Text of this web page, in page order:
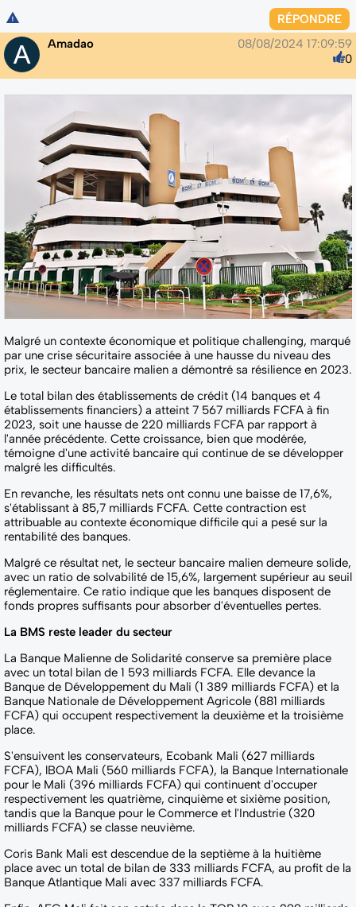
RÉPONDRE
Amadao
08/08/2024 17:09:59
0
Malgré un contexte économique et politique challenging, marqué
par une crise sécuritaire associée à une hausse du niveau des
prix, le secteur bancaire malien a démontré sa résilience en 2023.
Le total bilan des établissements de crédit (14 banques et 4
établissements financiers) a atteint 7 567 milliards FCFA à fin
2023, soit une hausse de 220 milliards FCFA par rapport à
l'année précédente. Cette croissance, bien que modérée,
témoigne d'une activité bancaire qui continue de se développer
malgré les difficultés.
En revanche, les résultats nets ont connu une baisse de 17,6%,
s'établissant à 85,7 milliards FCFA. Cette contraction est
attribuable au contexte économique difficile qui a pesé sur la
rentabilité des banques.
Malgré ce résultat net, le secteur bancaire malien demeure solide,
avec un ratio de solvabilité de 15,6%, largement supérieur au seuil
réglementaire. Ce ratio indique que les banques disposent de
fonds propres suffisants pour absorber d'éventuelles pertes.
La BMS reste leader du secteur
La Banque Malienne de Solidarité conserve sa première place
avec un total bilan de 1 593 milliards FCFA. Elle devance la
Banque de Développement du Mali (1 389 milliards FCFA) et la
Banque Nationale de Développement Agricole (881 milliards
FCFA) qui occupent respectivement la deuxième et la troisième
place.
S'ensuivent les conservateurs, Ecobank Mali (627 milliards
FCFA), lBOA Mali (560 milliards FCFA), la Banque Internationale
pour le Mali (396 milliards FCFA) qui continuent d'occuper
respectivement les quatrième, cinquième et sixième position,
tandis que la Banque pour le Commerce et l'Industrie (320
milliards FCFA) se classe neuvième.
Coris Bank Mali est descendue de la septième à la huitième
place avec un total de bilan de 333 milliards FCFA, au profit de la
Banque Atlantique Mali avec 337 milliards FCFA.